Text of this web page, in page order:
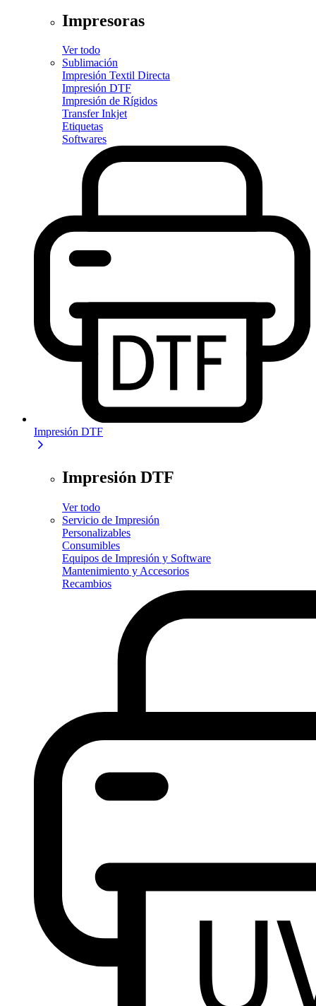
Impresoras
Ver todo
Sublimación
Impresión Textil Directa
Impresión DTF
Impresión de Rígidos
Transfer Inkjet
Etiquetas
Softwares
Impresión DTF
Impresión DTF
Ver todo
Servicio de Impresión
Personalizables
Consumibles
Equipos de Impresión y Software
Mantenimiento y Accesorios
Recambios